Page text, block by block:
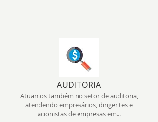
AUDITORIA
Atuamos também no setor de auditoria,
atendendo empresários, dirigentes e
acionistas de empresas em...